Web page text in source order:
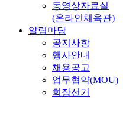
동영상자료실
(온라인체육관)
알림마당
공지사항
행사안내
채용공고
업무협약(MOU)
회장선거